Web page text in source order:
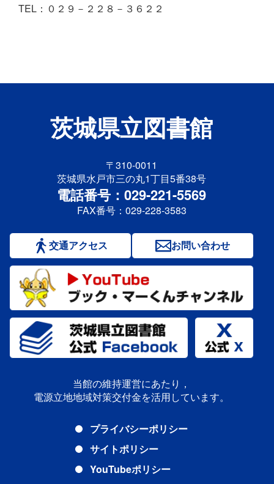
TEL：０２９－２２８－３６２２
茨城県立図書館
〒310-0011
茨城県水戸市三の丸1丁目5番38号
電話番号：029-221-5569
FAX番号：029-228-3583
交通アクセス お問い合わせ
当館の維持運営にあたり，
電源立地地域対策交付金を活用しています。
プライバシーポリシー
サイトポリシー
YouTubeポリシー